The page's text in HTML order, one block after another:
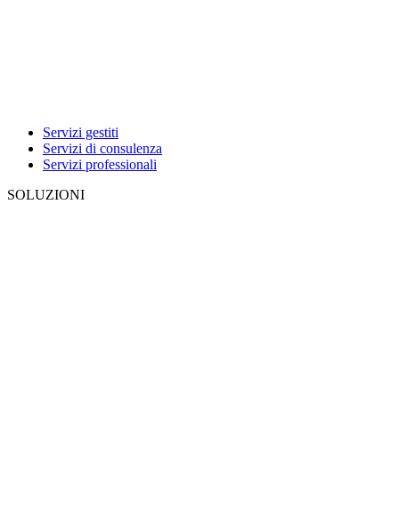
Servizi gestiti
Servizi di consulenza
Servizi professionali
SOLUZIONI